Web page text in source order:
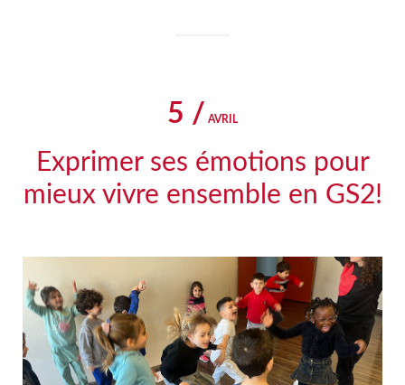
5 / AVRIL
Exprimer ses émotions pour
mieux vivre ensemble en GS2!